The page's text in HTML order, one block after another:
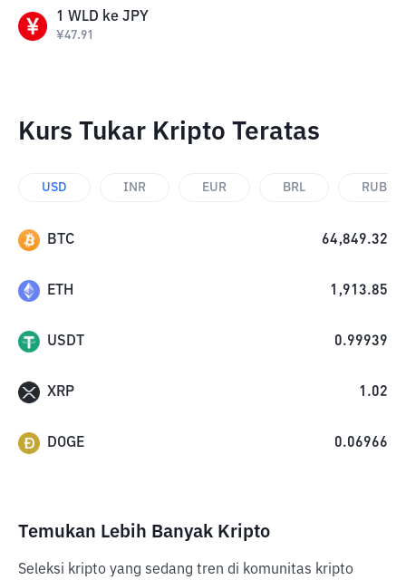
1 WLD ke JPY
¥47.91
Kurs Tukar Kripto Teratas
USD INR EUR BRL RUB
BTC 64,849.32
ETH 1,913.85
USDT 0.99939
XRP 1.02
DOGE 0.06966
Temukan Lebih Banyak Kripto
Seleksi kripto yang sedang tren di komunitas kripto